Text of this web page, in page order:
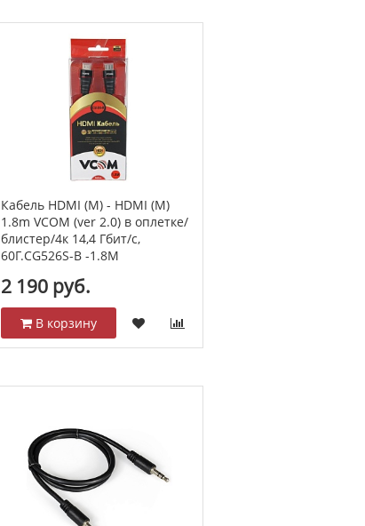
Кабель HDMI (M) - HDMI (M)
1.8m VCOM (ver 2.0) в оплетке/
блистер/4к 14,4 Гбит/с,
60Г.CG526S-B -1.8M
2 190 руб.
В корзину